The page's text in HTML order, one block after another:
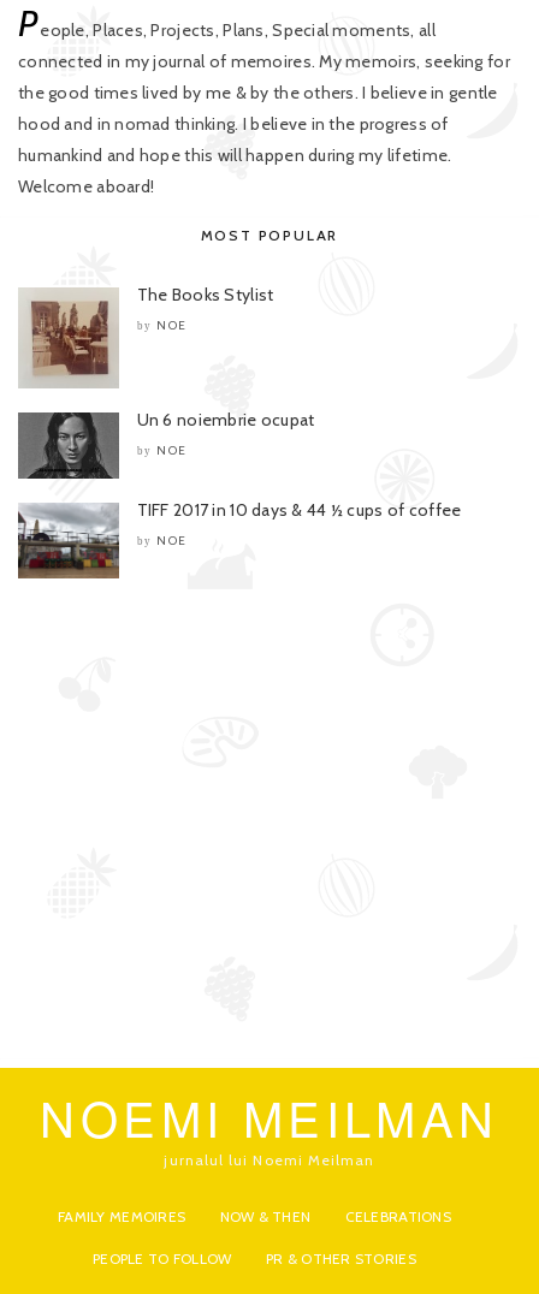
People, Places, Projects, Plans, Special moments, all
connected in my journal of memoires. My memoirs, seeking for
the good times lived by me & by the others. I believe in gentle
hood and in nomad thinking. I believe in the progress of
humankind and hope this will happen during my lifetime.
Welcome aboard!
MOST POPULAR
The Books Stylist
by NOE
Un 6 noiembrie ocupat
by NOE
TIFF 2017 in 10 days & 44 ½ cups of coffee
by NOE
NOEMI MEILMAN
jurnalul lui Noemi Meilman
FAMILY MEMOIRES NOW & THEN CELEBRATIONS
PEOPLE TO FOLLOW PR & OTHER STORIES